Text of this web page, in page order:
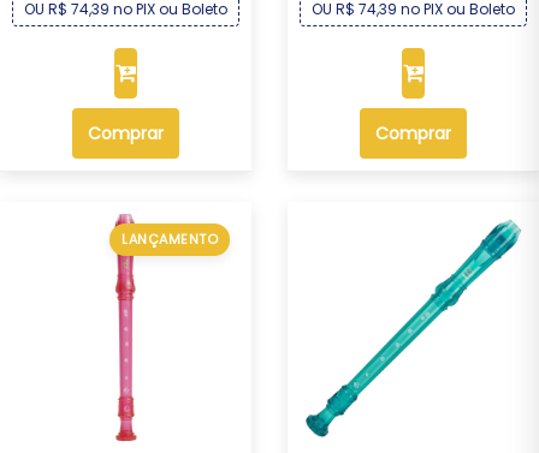
OU R$ 74,39 no PIX ou Boleto
Comprar
OU R$ 74,39 no PIX ou Boleto
Comprar
LANÇAMENTO